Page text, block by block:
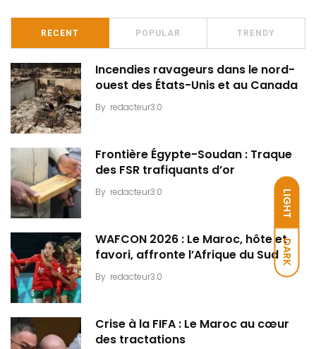
LIGHT
DARK
RECENT POPULAR TRENDY
Incendies ravageurs dans le nord-
ouest des États-Unis et au Canada
By redacteur3.0
Frontière Égypte-Soudan : Traque
des FSR trafiquants d’or
By redacteur3.0
WAFCON 2026 : Le Maroc, hôte et
favori, affronte l’Afrique du Sud
By redacteur3.0
Crise à la FIFA : Le Maroc au cœur
des tractations